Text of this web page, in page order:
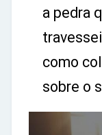
a pedra
como
sobre o